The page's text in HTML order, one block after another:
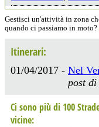
Gestisci un'attività in zona
quando ci passiamo in moto?
Itinerari:
01/04/2017 - Nel
post di
Ci sono più di 100
vicine: